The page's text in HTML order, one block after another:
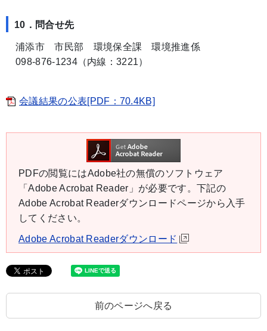
10．問合せ先
浦添市 市民部 環境保全課 環境推進係
098-876-1234（内線：3221）
会議結果の公表[PDF：70.4KB]
PDFの閲覧にはAdobe社の無償のソフトウェア
「Adobe Acrobat Reader」が必要です。下記の
Adobe Acrobat Readerダウンロードページから入手
してください。
Adobe Acrobat Readerダウンロード
前のページへ戻る